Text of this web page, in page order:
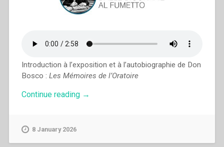
Introduction à l’exposition et à l’autobiographie de Don
Bosco : Les Mémoires de l’Oratoire
Continue reading “Audioguide
«Don
→
8 January 2026